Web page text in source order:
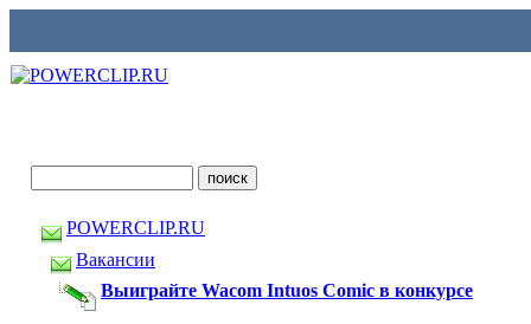
POWERCLIP.RU
Вакансии
Выиграйте Wacom Intuos Comic в конкурсе